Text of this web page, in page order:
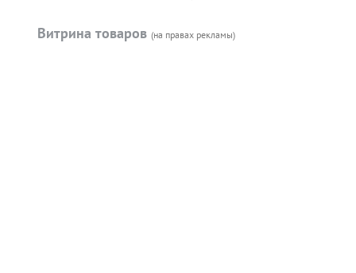
Витрина товаров (на правах рекламы)